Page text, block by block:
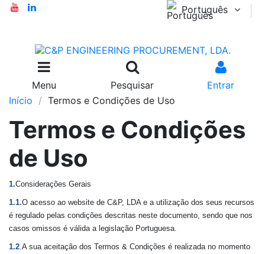
Português
Menu Pesquisar
Entrar
Início
Termos e Condições de Uso
Termos e Condições
de Uso
1.Considerações Gerais
1.1.O acesso ao website de C&P, LDA e a utilização dos seus recursos
é regulado pelas condições descritas neste documento, sendo que nos
casos omissos é válida a legislação Portuguesa.
1.2 .A sua aceitação dos Termos & Condições é realizada no momento